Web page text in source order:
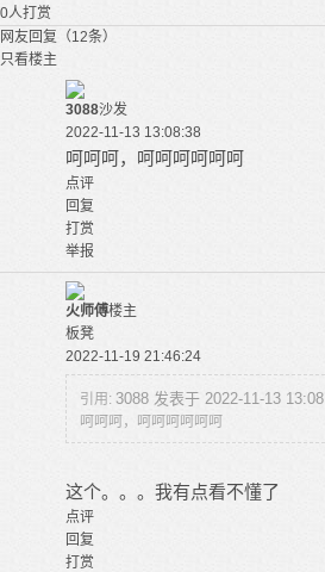
0人打赏
网友回复（12条）
只看楼主
3088沙发
2022-11-13 13:08:38
呵呵呵，呵呵呵呵呵呵
点评
回复
打赏
举报
火师傅楼主
板凳
2022-11-19 21:46:24
引用: 3088 发表于 2022-11-13 13:08
呵呵呵，呵呵呵呵呵呵
这个。。。我有点看不懂了
点评
回复
打赏